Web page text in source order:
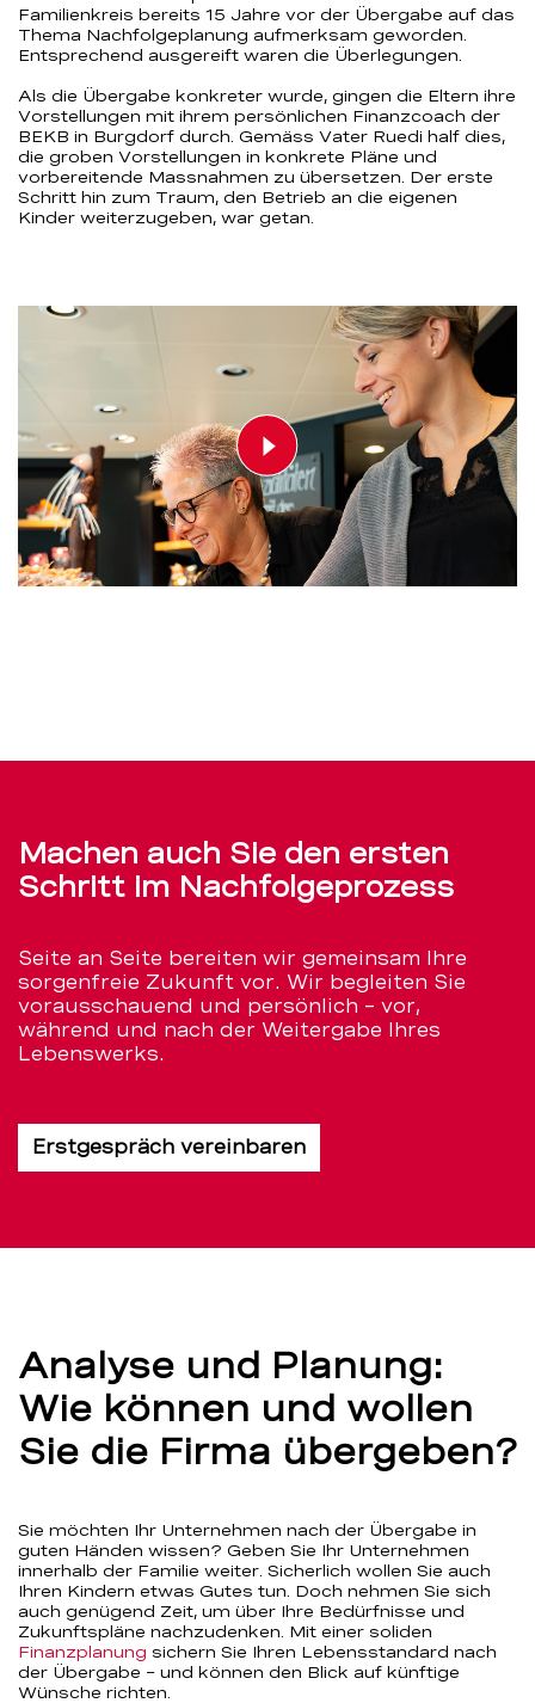
Familienkreis bereits 15 Jahre vor der Übergabe auf das
Thema Nachfolgeplanung aufmerksam geworden.
Entsprechend ausgereift waren die Überlegungen.
Als die Übergabe konkreter wurde, gingen die Eltern ihre
Vorstellungen mit ihrem persönlichen Finanzcoach der
BEKB in Burgdorf durch. Gemäss Vater Ruedi half dies,
die groben Vorstellungen in konkrete Pläne und
vorbereitende Massnahmen zu übersetzen. Der erste
Schritt hin zum Traum, den Betrieb an die eigenen
Kinder weiterzugeben, war getan.
Play video
00:00
Machen auch Sie den ersten
Schritt im Nachfolgeprozess
Seite an Seite bereiten wir gemeinsam Ihre
sorgenfreie Zukunft vor. Wir begleiten Sie
vorausschauend und persönlich – vor,
während und nach der Weitergabe Ihres
Lebenswerks.
Erstgespräch vereinbaren
Analyse und Planung:
Wie können und wollen
Sie die Firma übergeben?
Sie möchten Ihr Unternehmen nach der Übergabe in
guten Händen wissen? Geben Sie Ihr Unternehmen
innerhalb der Familie weiter. Sicherlich wollen Sie auch
Ihren Kindern etwas Gutes tun. Doch nehmen Sie sich
auch genügend Zeit, um über Ihre Bedürfnisse und
Zukunftspläne nachzudenken. Mit einer soliden
Finanzplanung sichern Sie Ihren Lebensstandard nach
der Übergabe – und können den Blick auf künftige
Wünsche richten.